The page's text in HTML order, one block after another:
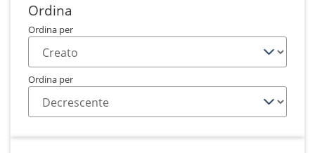
Ordina
Ordina per
Ordina per